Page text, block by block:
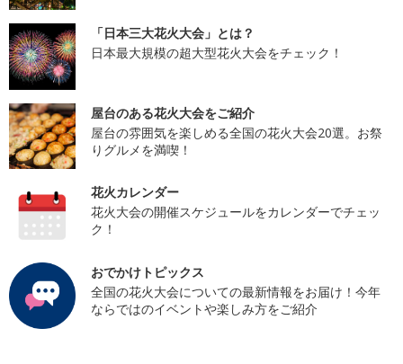
「日本三大花火大会」とは？
日本最大規模の超大型花火大会をチェック！
屋台のある花火大会をご紹介
屋台の雰囲気を楽しめる全国の花火大会20選。お祭
りグルメを満喫！
花火カレンダー
花火大会の開催スケジュールをカレンダーでチェッ
ク！
おでかけトピックス
全国の花火大会についての最新情報をお届け！今年
ならではのイベントや楽しみ方をご紹介